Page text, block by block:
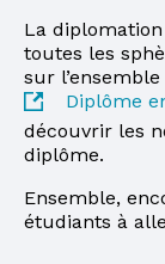
La
toutes les
sur
Diplôme
découvrir les
diplôme.
Ensemble,
étudiants à